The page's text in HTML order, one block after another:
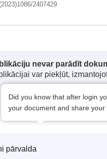
2407429
nevar parādīt
var piekļūt,
Did you know that after login
your document and share
pārvalda